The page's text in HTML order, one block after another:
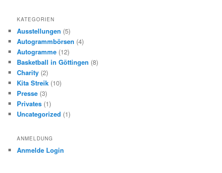
KATEGORIEN
Ausstellungen (5)
Autogrammbörsen (4)
Autogramme (12)
Basketball in Göttingen (8)
Charity (2)
Kita Streik (10)
Presse (3)
Privates (1)
Uncategorized (1)
ANMELDUNG
Anmelde Login